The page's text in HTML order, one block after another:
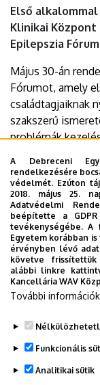
Első
Klinikai Központ
Epilepszia
Május 30-án
Fórumot, amely
családtagjaiknak
szakszerű
problémák
Időpont: 2026.
Helyszín :
Neurológiai
Móricz Zs. krt. 22.)
Dokumentumok
Epilepszia nap
Last update: 2026. 05.
A Debreceni
rendelkezésére
védelmét. Ezúton
2018. május 25.
Adatvédelmi
beépítette a
tevékenységébe. A
Egyetem korábban
érvényben lévő
követve
alábbi linkre
Kancellária WAV
További információk
Funkcionális
Analitikai sütik